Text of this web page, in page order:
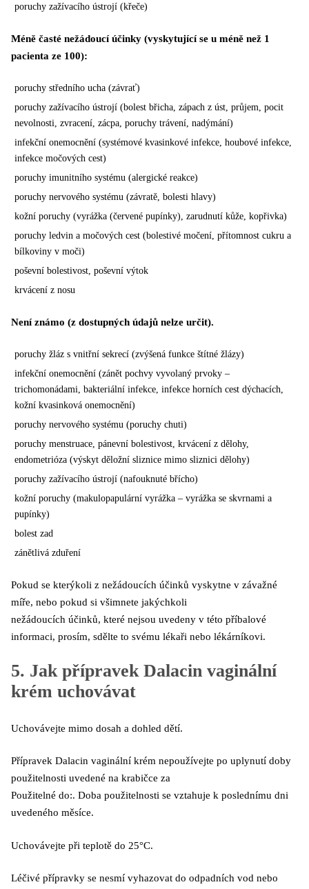
poruchy zažívacího ústrojí (křeče)
Méně časté nežádoucí účinky (vyskytující se u méně než 1
pacienta ze 100):
poruchy středního ucha (závrať)
poruchy zažívacího ústrojí (bolest břicha, zápach z úst, průjem, pocit
nevolnosti, zvracení, zácpa, poruchy trávení, nadýmání)
infekční onemocnění (systémové kvasinkové infekce, houbové infekce,
infekce močových cest)
poruchy imunitního systému (alergické reakce)
poruchy nervového systému (závratě, bolesti hlavy)
kožní poruchy (vyrážka (červené pupínky), zarudnutí kůže, kopřivka)
poruchy ledvin a močových cest (bolestivé močení, přítomnost cukru a
bílkoviny v moči)
poševní bolestivost, poševní výtok
krvácení z nosu
Není známo (z dostupných údajů nelze určit).
poruchy žláz s vnitřní sekrecí (zvýšená funkce štítné žlázy)
infekční onemocnění (zánět pochvy vyvolaný prvoky –
trichomonádami, bakteriální infekce, infekce horních cest dýchacích,
kožní kvasinková onemocnění)
poruchy nervového systému (poruchy chuti)
poruchy menstruace, pánevní bolestivost, krvácení z dělohy,
endometrióza (výskyt děložní sliznice mimo sliznici dělohy)
poruchy zažívacího ústrojí (nafouknuté břícho)
kožní poruchy (makulopapulární vyrážka – vyrážka se skvrnami a
pupínky)
bolest zad
zánětlivá zduření
Pokud se kterýkoli z nežádoucích účinků vyskytne v závažné
míře, nebo pokud si všimnete jakýchkoli
nežádoucích účinků, které nejsou uvedeny v této příbalové
informaci, prosím, sdělte to svému lékaři nebo lékárníkovi.
5. Jak přípravek Dalacin vaginální
krém uchovávat
Uchovávejte mimo dosah a dohled dětí.
Přípravek Dalacin vaginální krém nepoužívejte po uplynutí doby
použitelnosti uvedené na krabičce za
Použitelné do:. Doba použitelnosti se vztahuje k poslednímu dni
uvedeného měsíce.
Uchovávejte při teplotě do 25°C.
Léčivé přípravky se nesmí vyhazovat do odpadních vod nebo